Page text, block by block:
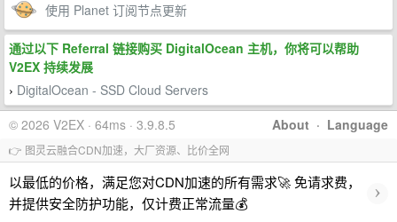
使用 Planet 订阅节点更新
通过以下 Referral 链接购买 DigitalOcean 主机，你将可以帮助
V2EX 持续发展
› DigitalOcean - SSD Cloud Servers
About · Language
© 2026 V2EX · 64ms · 3.9.8.5
👉 图灵云融合CDN加速，大厂资源、比价全网
以最低的价格，满足您对CDN加速的所有需求🚀 免请求费，
并提供安全防护功能，仅计费正常流量💰
›